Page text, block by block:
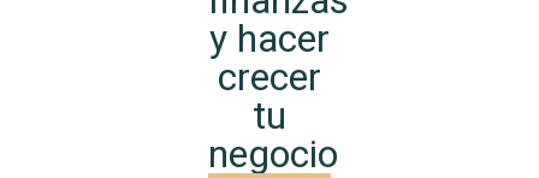
y hacer
crecer
tu
negocio